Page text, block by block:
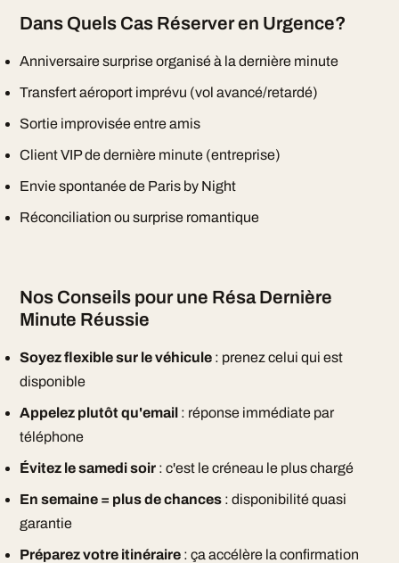
Dans Quels Cas Réserver en Urgence?
Anniversaire surprise organisé à la dernière minute
Transfert aéroport imprévu (vol avancé/retardé)
Sortie improvisée entre amis
Client VIP de dernière minute (entreprise)
Envie spontanée de Paris by Night
Réconciliation ou surprise romantique
Nos Conseils pour une Résa Dernière
Minute Réussie
Soyez flexible sur le véhicule: prenez celui qui est
disponible
Appelez plutôt qu'email : réponse immédiate par
téléphone
Évitez le samedi soir: c'est le créneau le plus chargé
En semaine = plus de chances: disponibilité quasi
garantie
Préparez votre itinéraire: ça accélère la confirmation